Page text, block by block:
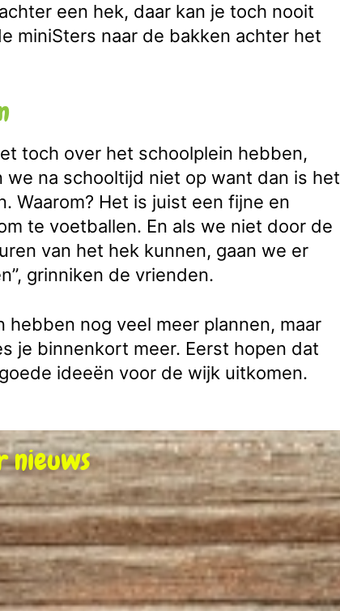
een hek, daar kan je toch nooit
miniSters naar de bakken achter het
toch over het schoolplein hebben,
we na schooltijd niet op want dan is het
Waarom? Het is juist een fijne en
te voetballen. En als we niet door de
van het hek kunnen, gaan we er
grinniken de vrienden.
hebben nog veel meer plannen, maar
je binnenkort meer. Eerst hopen dat
ideeën voor de wijk uitkomen.
nieuws